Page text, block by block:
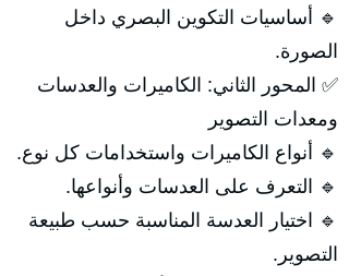
🔹 أساسيات التكوين البصري داخل
الصورة.
✅ المحور الثاني: الكاميرات والعدسات
ومعدات التصوير
🔹 أنواع الكاميرات واستخدامات كل نوع.
🔹 التعرف على العدسات وأنواعها.
🔹 اختيار العدسة المناسبة حسب طبيعة
التصوير.